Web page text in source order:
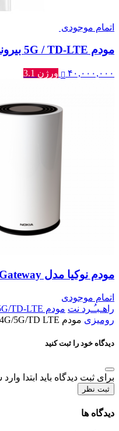
اتمام موجودی
مودم 5G / TD-LTE بیرونی ZTE مدل MC7010
۴۰,۰۰۰,۰۰۰ ورژن 3.1
مودم نوکیا مدل FastMile 5G Gateway
اتمام موجودی
راهـبـُـرد نت مودم 3G/4G/5G/TD-LTE
رومیزی مودم 4G/5G/TD LTE اوپو (OPPO) مدل 5G CPE T1a
دیدگاه خود را ثبت کنید
برای ثبت دیدگاه باید ابتدا
ثبت نظر
دیدگاه ها